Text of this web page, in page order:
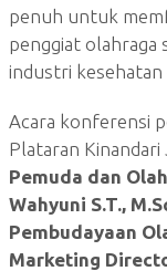
penuh untuk
penggiat olahraga
industri kesehatan
Acara konferensi
Plataran Kinandari
Pemuda dan
Wahyuni S.T.,
Pembudayaan
Marketing